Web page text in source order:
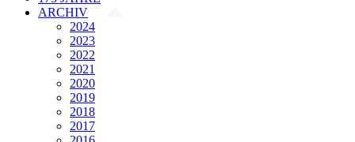
ARCHIV
2024
2023
2022
2021
2020
2019
2018
2017